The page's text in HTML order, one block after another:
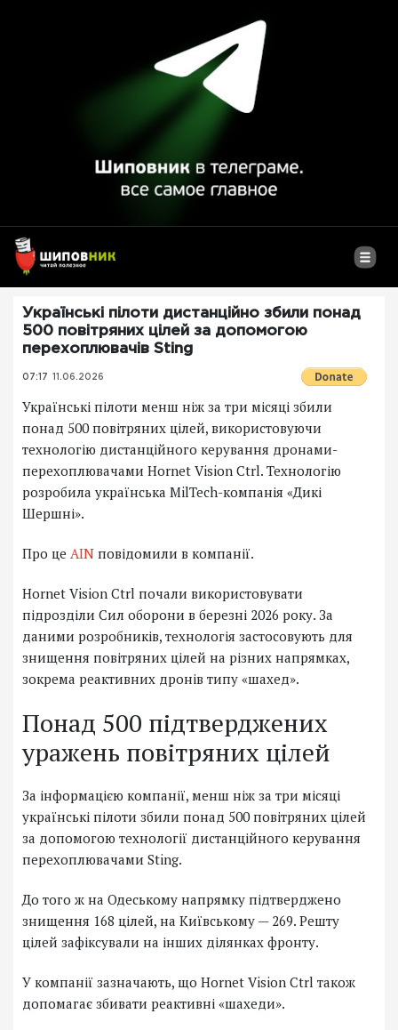
Українські пілоти дистанційно збили понад
500 повітряних цілей за допомогою
перехоплювачів Sting
07:17 11.06.2026
Українські пілоти менш ніж за три місяці збили
понад 500 повітряних цілей, використовуючи
технологію дистанційного керування дронами-
перехоплювачами Hornet Vision Ctrl. Технологію
розробила українська MilTech-компанія «Дикі
Шершні».
Про це AIN повідомили в компанії.
Hornet Vision Ctrl почали використовувати
підрозділи Сил оборони в березні 2026 року. За
даними розробників, технологія застосовують для
знищення повітряних цілей на різних напрямках,
зокрема реактивних дронів типу «шахед».
Понад 500 підтверджених
уражень повітряних цілей
За інформацією компанії, менш ніж за три місяці
українські пілоти збили понад 500 повітряних цілей
за допомогою технології дистанційного керування
перехоплювачами Sting.
До того ж на Одеському напрямку підтверджено
знищення 168 цілей, на Київському — 269. Решту
цілей зафіксували на інших ділянках фронту.
У компанії зазначають, що Hornet Vision Ctrl також
допомагає збивати реактивні «шахеди».